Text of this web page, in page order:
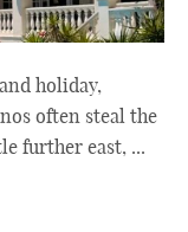
holiday,
often steal the
further east, ...